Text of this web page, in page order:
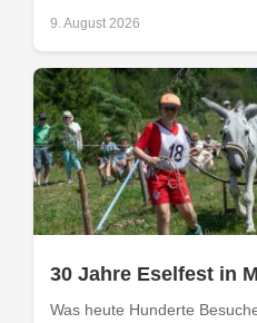
9. August 2026
30 Jahre Eselfest in
Was heute Hunderte